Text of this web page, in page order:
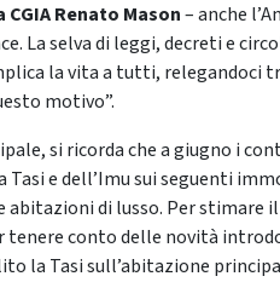
Renato Mason– anche
La selva di leggi, decreti e
la vita a tutti, relegandoci
motivo”.
si ricorda che a giugno i
e dell’Imu sui seguenti
di lusso. Per stimare
tenere conto delle novità
la Tasi sull’abitazione